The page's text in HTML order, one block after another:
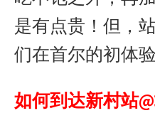
是有点贵！但，
们在首尔的初体验
如何到达新村站